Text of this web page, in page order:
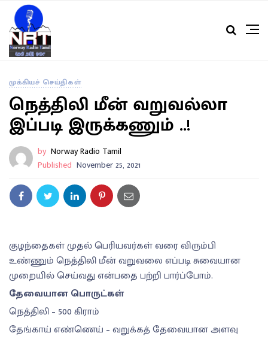
முக்கியச் செய்திகள்
நெத்திலி மீன் வறுவல்லா
இப்படி இருக்கணும் ..!
by Norway Radio Tamil
Published November 25, 2021
குழந்தைகள் முதல் பெரியவர்கள் வரை விரும்பி
உண்ணும் நெத்திலி மீன் வறுவலை எப்படி சுவையான
முறையில் செய்வது என்பதை பற்றி பார்ப்போம்.
தேவையான பொருட்கள்
நெத்திலி – 500 கிராம்
தேங்காய் எண்ணெய் – வறுக்கத் தேவையான அளவு